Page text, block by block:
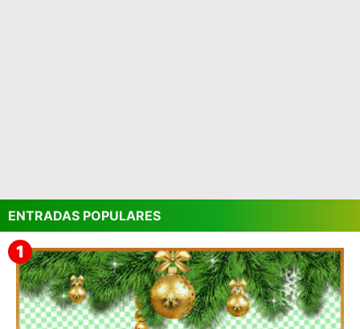
ENTRADAS POPULARES